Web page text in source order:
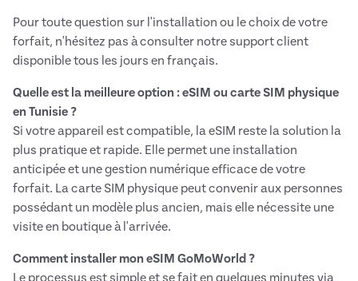
Pour toute question sur l'installation ou le choix de votre
forfait, n'hésitez pas à consulter notre support client
disponible tous les jours en français.
Quelle est la meilleure option : eSIM ou carte SIM physique
en Tunisie ?
Si votre appareil est compatible, la eSIM reste la solution la
plus pratique et rapide. Elle permet une installation
anticipée et une gestion numérique efficace de votre
forfait. La carte SIM physique peut convenir aux personnes
possédant un modèle plus ancien, mais elle nécessite une
visite en boutique à l'arrivée.
Comment installer mon eSIM GoMoWorld ?
Le processus est simple et se fait en quelques minutes via